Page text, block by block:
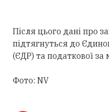
Після цього дані про
підтягнуться до
(ЄДР) та податкової за
Фото: NV